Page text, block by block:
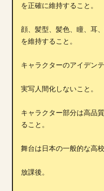
を正確に維持すること。
顔、髪型、髪色、瞳、耳
を維持すること。
キャラクターのアイデン
実写人間化しないこと。
キャラクター部分は高品
ること。
舞台は日本の一般的な高校
放課後。